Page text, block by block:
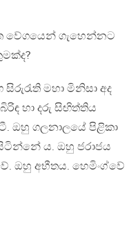
වේගයෙන් ගැහෙන්නට
මහා මිනිසා අද
හා දරු සිඟිත්තිය
ඔහු ගලනාලයේ පිළිකා
ය. ඔහු ජරාජය
ඔහු අභීතය. හෙමිංග්වේ